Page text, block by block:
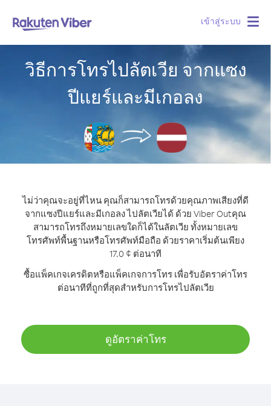
เข้าสู่ระบบ
วิธีการโทรไปลัตเวีย จากแซง
ปีแยร์และมีเกอลง
ไม่ว่าคุณจะอยู่ที่ไหน คุณก็สามารถโทรด้วยคุณภาพเสียงที่ดี
จากแซงปีแยร์และมีเกอลง ไปลัตเวียได้ ด้วย Viber Outคุณ
สามารถโทรถึงหมายเลขใดก็ได้ในลัตเวีย ทั้งหมายเลข
โทรศัพท์พื้นฐานหรือโทรศัพท์มือถือ ด้วยราคาเริ่มต้นเพียง
17.0 ¢ ต่อนาที
ซื้อแพ็คเกจเครดิตหรือแพ็คเกจการโทร เพื่อรับอัตราค่าโทร
ต่อนาทีที่ถูกที่สุดสำหรับการโทรไปลัตเวีย
ดูอัตราค่าโทร